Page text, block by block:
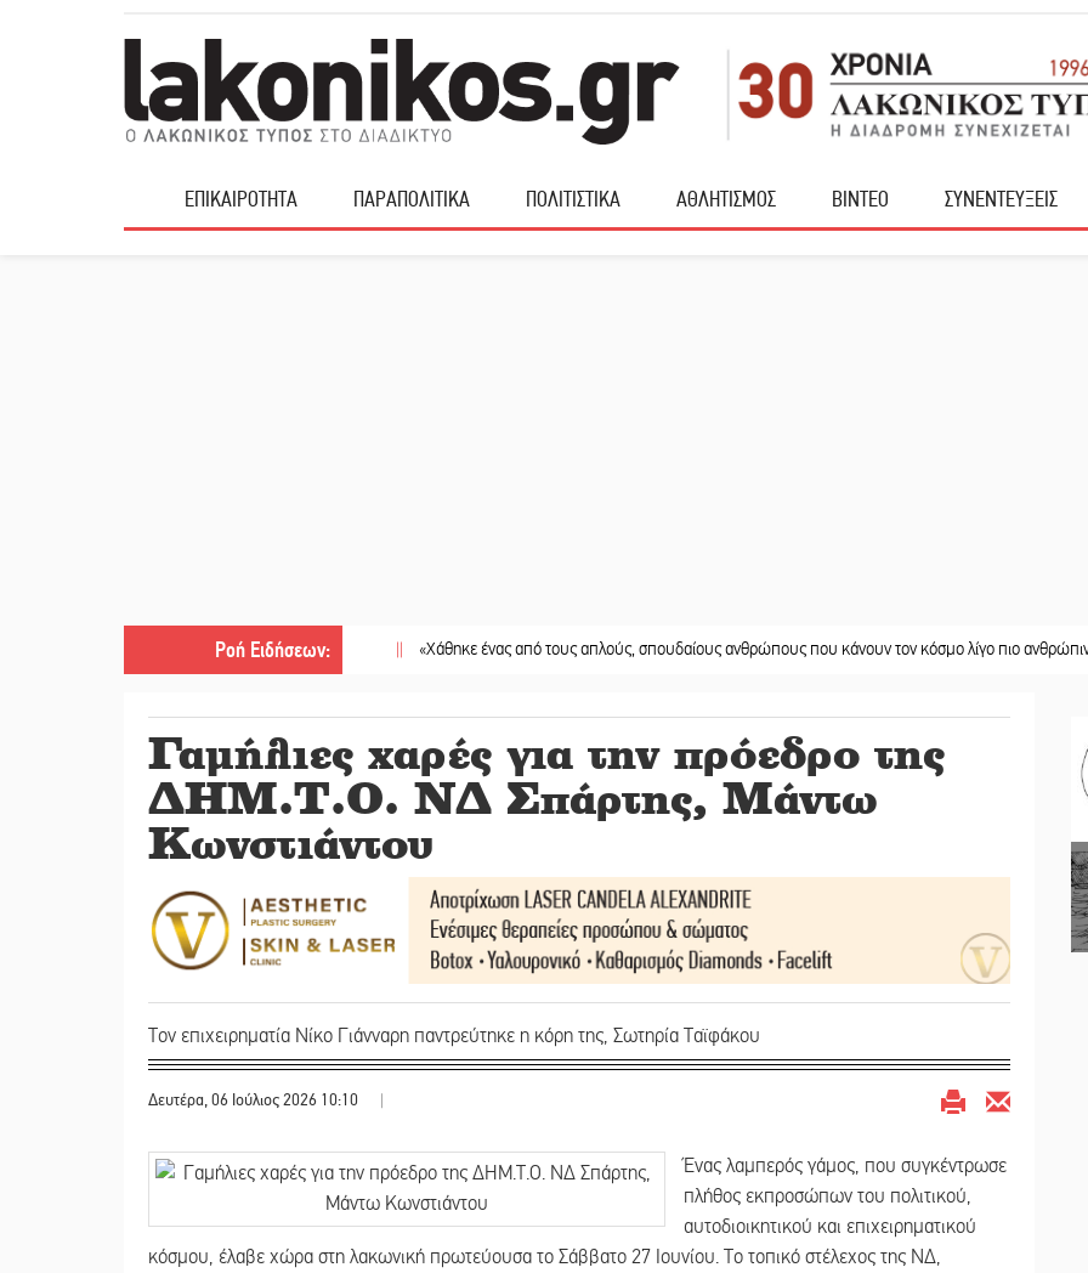
ΕΠΙΚΑΙΡΟΤΗΤΑ ΠΑΡΑΠΟΛΙΤΙΚΑ ΠΟΛΙΤΙΣΤΙΚΑ ΑΘΛΗΤΙΣΜΟΣ ΒΙΝΤΕΟ ΣΥΝΕΝΤΕΥΞΕΙΣ
Ροή Ειδήσεων:
|| «Χάθηκε ένας από τους απλούς, σπουδαίους ανθρώπους που κάνουν τον κόσμο λίγο πιο ανθρώπινο» ||
Γαμήλιες χαρές για την πρόεδρο της
ΔΗΜ.Τ.Ο. ΝΔ Σπάρτης, Μάντω
Κωνστιάντου
Τον επιχειρηματία Νίκο Γιάνναρη παντρεύτηκε η κόρη της, Σωτηρία Ταϊφάκου
Δευτέρα, 06 Ιούλιος 2026 10:10 |
Ένας λαμπερός γάμος, που συγκέντρωσε
πλήθος εκπροσώπων του πολιτικού,
αυτοδιοικητικού και επιχειρηματικού
κόσμου, έλαβε χώρα στη λακωνική πρωτεύουσα το Σάββατο 27 Ιουνίου. Το τοπικό στέλεχος της ΝΔ,